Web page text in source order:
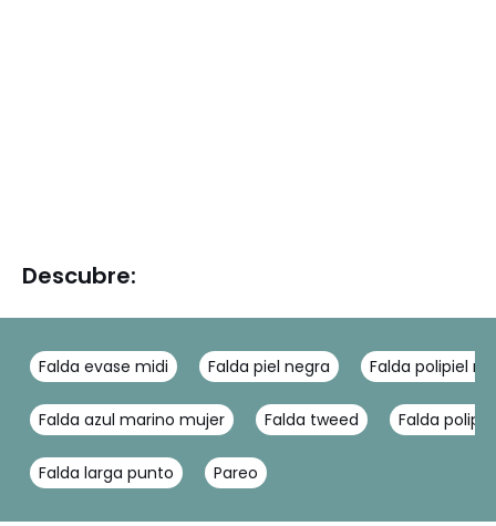
Descubre:
Falda evase midi Falda piel negra Falda polipiel
Falda azul marino mujer Falda tweed Falda polipiel
Falda larga punto Pareo